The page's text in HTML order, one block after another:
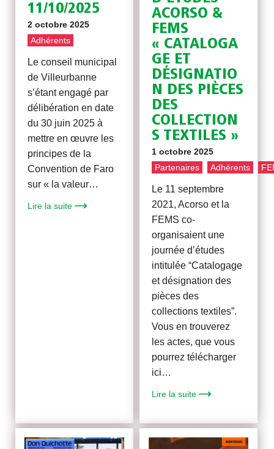
11/10/2025
2 octobre 2025
Adhérents
Le conseil municipal
de Villeurbanne
s’étant engagé par
délibération en date
du 30 juin 2025 à
mettre en œuvre les
principes de la
Convention de Faro
sur « la valeur…
Lire la suite
ACORSO &
FEMS
« CATALOGA
GE ET
DÉSIGNATIO
N DES PIÈCES
DES
COLLECTION
S TEXTILES »
1 octobre 2025
Partenaires
Adhérents
Le 11 septembre
2021, Acorso et la
FEMS co-
organisaient une
journée d’études
intitulée “Catalogage
et désignation des
pièces des
collections textiles”.
Vous en trouverez
les actes, que vous
pourrez télécharger
ici…
Lire la suite